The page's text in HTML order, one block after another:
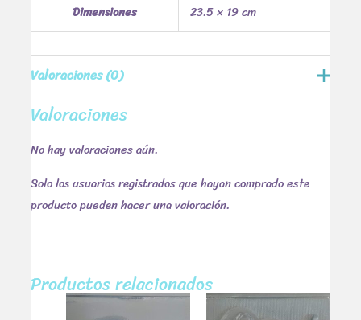
Dimensiones 23.5 × 19 cm
Valoraciones (0)
Valoraciones
No hay valoraciones aún.
Solo los usuarios registrados que hayan comprado este
producto pueden hacer una valoración.
Productos relacionados